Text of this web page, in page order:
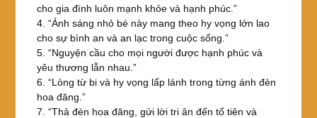
cho gia đình luôn mạnh khỏe và hạnh phúc.”
4. “Ánh sáng nhỏ bé này mang theo hy vọng lớn lao
cho sự bình an và an lạc trong cuộc sống.”
5. “Nguyện cầu cho mọi người được hạnh phúc và
yêu thương lẫn nhau.”
6. “Lòng từ bi và hy vọng lấp lánh trong từng ánh đèn
hoa đăng.”
7. “Thả đèn hoa đăng, gửi lời tri ân đến tổ tiên và